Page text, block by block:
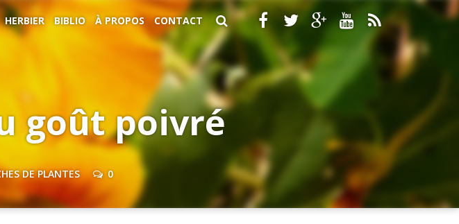
HERBIER BIBLIO À PROPOS CONTACT
goût poivré
DE PLANTES 0